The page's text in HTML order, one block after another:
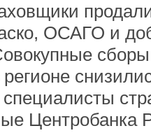
ОСАГО и
Центробанка